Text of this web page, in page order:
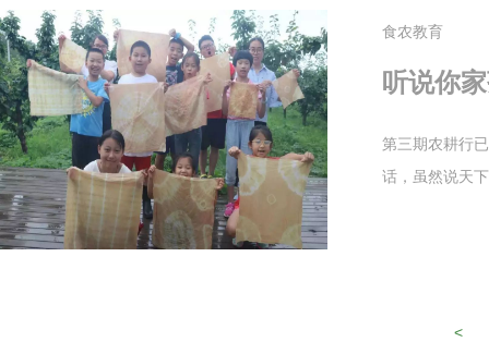
食农教育
听说你
第三期农耕行
话，虽然说天
<